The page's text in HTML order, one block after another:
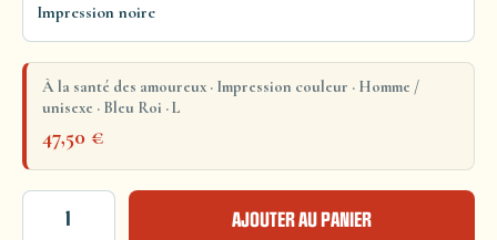
Impression noire
À la santé des amoureux · Impression couleur · Homme /
unisexe · Bleu Roi · L
47,50 €
AJOUTER AU PANIER